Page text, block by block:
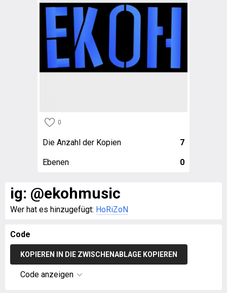
0
Die Anzahl der Kopien 7
Ebenen 0
ig: @ekohmusic
Wer hat es hinzugefügt: HoRiZoN
Code
KOPIEREN IN DIE ZWISCHENABLAGE KOPIEREN
Code anzeigen